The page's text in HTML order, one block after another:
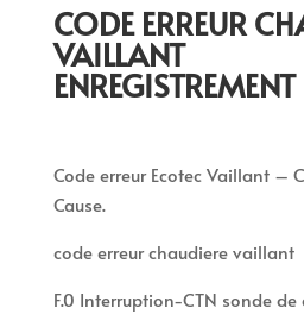
CODE ERREUR
VAILLANT
Code erreur Ecotec Vaillant –
Cause.
code erreur chaudiere vaillant
F.0 Interruption-CTN sonde de